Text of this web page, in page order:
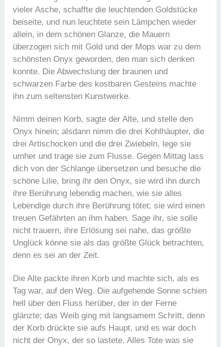
vieler Asche, schaffte die leuchtenden Goldstücke
beiseite, und nun leuchtete sein Lämpchen wieder
allein, in dem schönen Glanze, die Mauern
überzogen sich mit Gold und der Mops war zu dem
schönsten Onyx geworden, den man sich denken
konnte. Die Abwechslung der braunen und
schwarzen Farbe des kostbaren Gesteins machte
ihn zum seltensten Kunstwerke.
Nimm deinen Korb, sagte der Alte, und stelle den
Onyx hinein; alsdann nimm die drei Kohlhäupter, die
drei Artischocken und die drei Zwiebeln, lege sie
umher und trage sie zum Flusse. Gegen Mittag lass
dich von der Schlange übersetzen und besuche die
schöne Lilie, bring ihr den Onyx, sie wird ihn durch
ihre Berührung lebendig machen, wie sie alles
Lebendige durch ihre Berührung tötet; sie wird einen
treuen Gefährten an ihm haben. Sage ihr, sie solle
nicht trauern, ihre Erlösung sei nahe, das größte
Unglück könne sie als das größte Glück betrachten,
denn es sei an der Zeit.
Die Alte packte ihren Korb und machte sich, als es
Tag war, auf den Weg. Die aufgehende Sonne schien
hell über den Fluss herüber, der in der Ferne
glänzte; das Weib ging mit langsamem Schritt, denn
der Korb drückte sie aufs Haupt, und es war doch
nicht der Onyx, der so lastete. Alles Tote was sie